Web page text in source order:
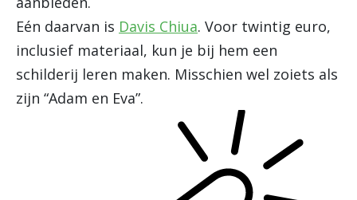
Eén daarvan is Davis Chiua. Voor twintig euro,
inclusief materiaal, kun je bij hem een
schilderij leren maken. Misschien wel zoiets als
zijn “Adam en Eva”.